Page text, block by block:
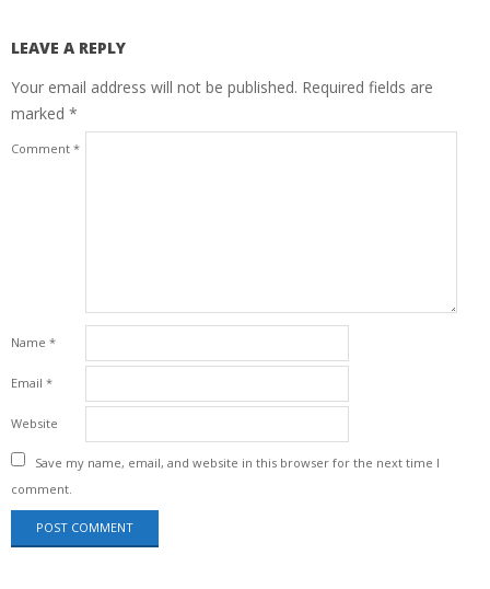
LEAVE A REPLY
Your email address will not be published. Required fields are
marked *
Comment *
Name *
Email *
Website
Save my name, email, and website in this browser for the next time I
comment.